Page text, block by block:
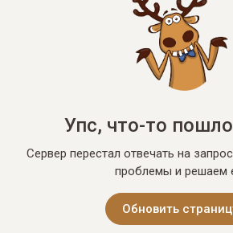
Упс, что-то
Сервер перестал отвечать на
проблемы и решаем
Обновить